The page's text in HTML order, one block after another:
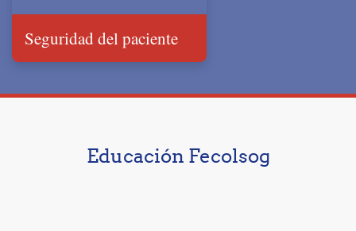
Seguridad del paciente
Educación Fecolsog